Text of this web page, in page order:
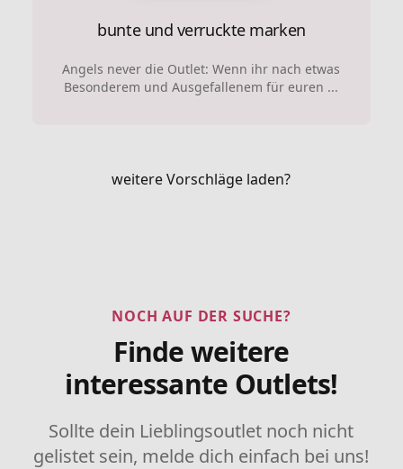
bunte und verruckte marken
Angels never die Outlet: Wenn ihr nach etwas
Besonderem und Ausgefallenem für euren ...
weitere Vorschläge laden?
NOCH AUF DER SUCHE?
Finde weitere
interessante Outlets!
Sollte dein Lieblingsoutlet noch nicht
gelistet sein, melde dich einfach bei uns!